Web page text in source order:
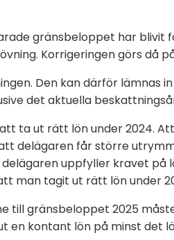
gränsbeloppet har blivit
Korrigeringen görs då
Den kan därför lämnas
det aktuella
ta ut rätt lön under 2024.
delägaren får större
uppfyller kravet på
man tagit ut rätt lön under
till gränsbeloppet 2025
en kontant lön på minst det